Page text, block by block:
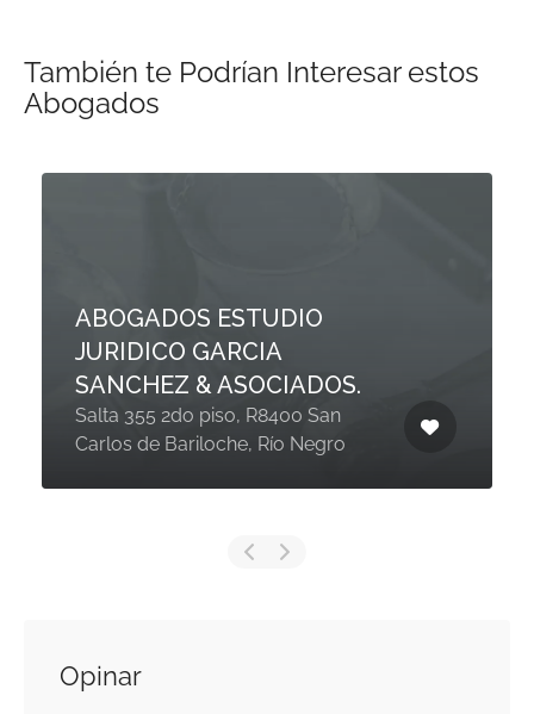
También te Podrían Interesar estos
Abogados
ABOGADOS ESTUDIO
JURIDICO GARCIA
SANCHEZ & ASOCIADOS.
Salta 355 2do piso, R8400 San
Carlos de Bariloche, Río Negro
Opinar